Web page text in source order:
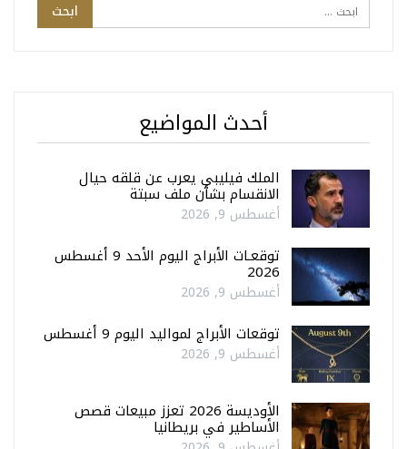
أحدث المواضيع
الملك فيليبي يعرب عن قلقه حيال
الانقسام بشأن ملف سبتة
أغسطس 9, 2026
توقعـات الأبراج اليوم الأحد 9 أغسطس
2026
أغسطس 9, 2026
توقعات الأبراج لمواليد اليوم 9 أغسطس
أغسطس 9, 2026
الأوديسة 2026 تعزز مبيعات قصص
الأساطير في بريطانيا